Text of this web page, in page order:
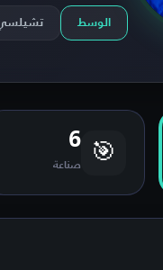
الوسط
🎯
6
صناعة